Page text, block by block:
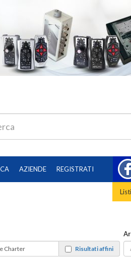
AZIENDE REGISTRATI
Risultati affini